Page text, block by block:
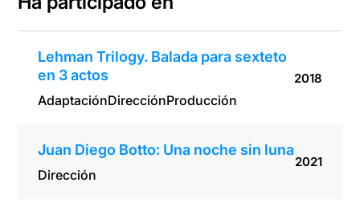
Lehman Trilogy. Balada para sexteto
en 3 actos
AdaptaciónDirecciónProducción
2018
Juan Diego Botto: Una noche sin luna
Dirección
2021